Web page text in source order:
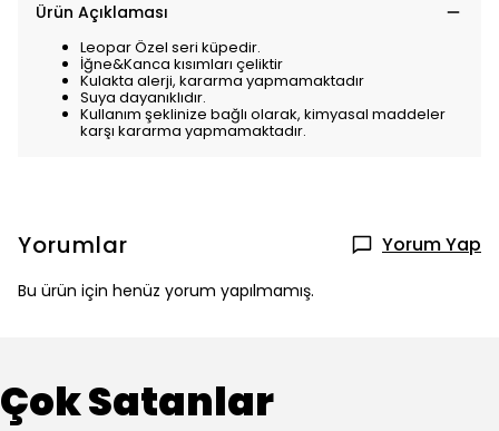
Ürün Açıklaması
Leopar Özel seri küpedir.
İğne&Kanca kısımları çeliktir
Kulakta alerji, kararma yapmamaktadır
Suya dayanıklıdır.
Kullanım şeklinize bağlı olarak, kimyasal maddeler
karşı kararma yapmamaktadır.
Yorumlar Yorum Yap
Bu ürün için henüz yorum yapılmamış.
Çok Satanlar